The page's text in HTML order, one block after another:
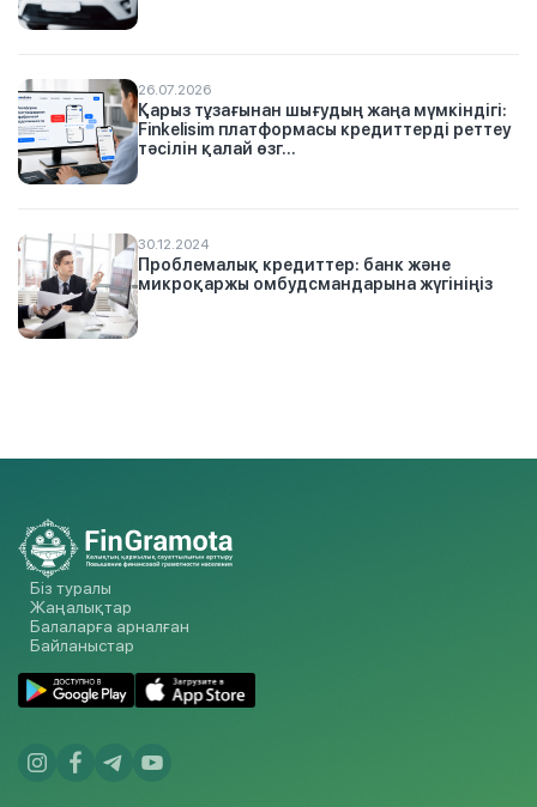
26.07.2026
Қарыз тұзағынан шығудың жаңа мүмкіндігі:
Finkelisim платформасы кредиттерді реттеу
тәсілін қалай өзг...
30.12.2024
Проблемалық кредиттер: банк және
микроқаржы омбудсмандарына жүгініңіз
Біз туралы
Жаңалықтар
Балаларға арналған
Байланыстар